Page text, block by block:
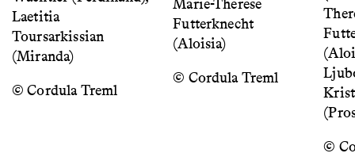
Laetitia
Toursarkissian
(Miranda)
© Cordula Treml
Marie-Therese
Futterknecht
(Aloisia)
© Cordula Treml
©